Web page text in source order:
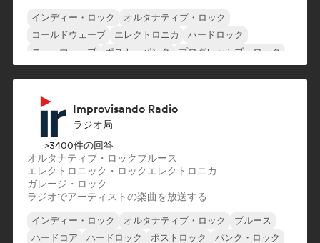
インディー・ロック
オルタナティブ・ロック
コールドウェーブ
エレクトロニカ
ハードロック
ニューウェーブ
ポスト・パンク プログレッシブ・ロック
Improvisando Radio
ラジオ局
>3400件の回答
オルタナティブ・ロックブルース
エレクトロニック・ロックエレクトロニカ
ガレージ・ロック
ラジオでアーティストの楽曲を放送する
インディー・ロック オルタナティブ・ロック
ブルース
ハードコア
ハードロック ポストロック パンク・ロック